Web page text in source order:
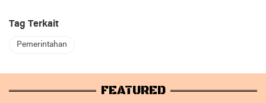
Tag Terkait
Pemerintahan
FEATURED